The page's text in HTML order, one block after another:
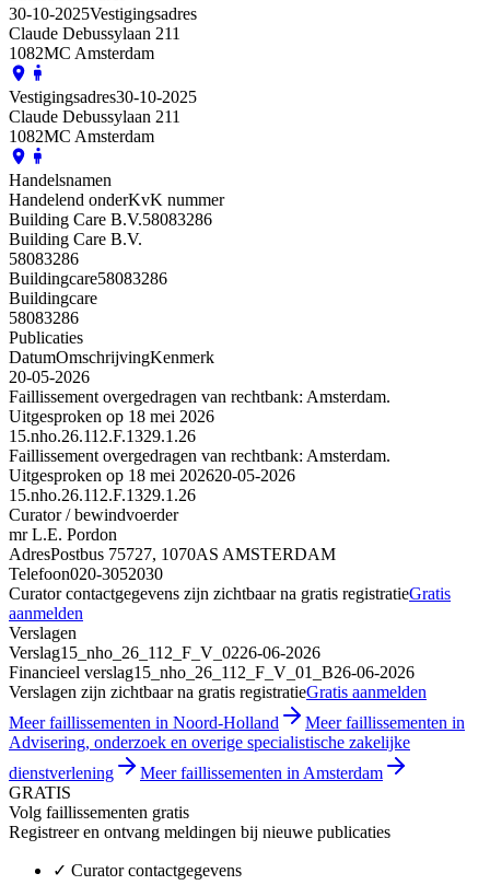
30-10-2025Vestigingsadres
Claude Debussylaan 211
1082MC Amsterdam
Vestigingsadres30-10-2025
Claude Debussylaan 211
1082MC Amsterdam
Handelsnamen
Handelend onderKvK nummer
Building Care B.V.58083286
Building Care B.V.
58083286
Buildingcare58083286
Buildingcare
58083286
Publicaties
DatumOmschrijvingKenmerk
20-05-2026
Faillissement overgedragen van rechtbank: Amsterdam.
Uitgesproken op 18 mei 2026
15.nho.26.112.F.1329.1.26
Faillissement overgedragen van rechtbank: Amsterdam.
Uitgesproken op 18 mei 202620-05-2026
15.nho.26.112.F.1329.1.26
Curator / bewindvoerder
mr L.E. Pordon
AdresPostbus 75727, 1070AS AMSTERDAM
Telefoon020-3052030
Curator contactgegevens zijn zichtbaar na gratis registratieGratis
aanmelden
Verslagen
Verslag15_nho_26_112_F_V_0226-06-2026
Financieel verslag15_nho_26_112_F_V_01_B26-06-2026
Verslagen zijn zichtbaar na gratis registratieGratis aanmelden
Meer faillissementen in Noord-Holland
Meer faillissementen in
Advisering, onderzoek en overige specialistische zakelijke
dienstverlening
Meer faillissementen in Amsterdam
GRATIS
Volg faillissementen gratis
Registreer en ontvang meldingen bij nieuwe publicaties
✓ Curator contactgegevens